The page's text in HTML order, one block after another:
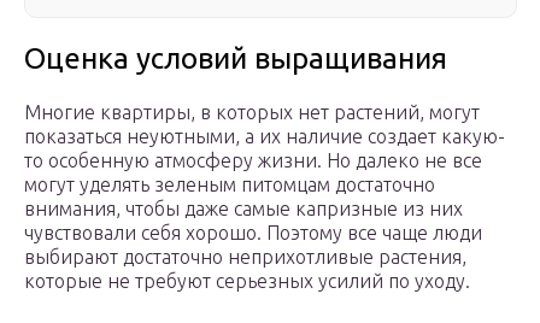
Оценка условий выращивания
Многие квартиры, в которых нет растений, могут
показаться неуютными, а их наличие создает какую-
то особенную атмосферу жизни. Но далеко не все
могут уделять зеленым питомцам достаточно
внимания, чтобы даже самые капризные из них
чувствовали себя хорошо. Поэтому все чаще люди
выбирают достаточно неприхотливые растения,
которые не требуют серьезных усилий по уходу.